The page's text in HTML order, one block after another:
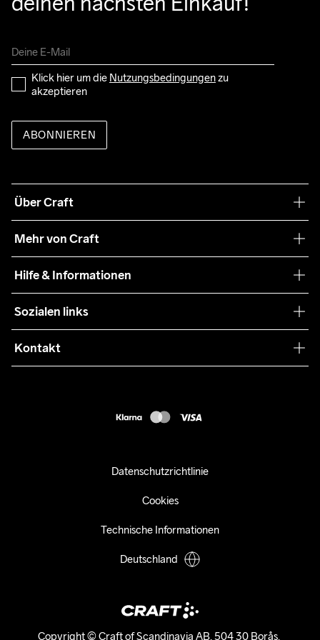
Klick hier um die Nutzungsbedingungen zu
akzeptieren
ABONNIEREN
Über Craft
Nachhaltigkeit
Mehr von Craft
Teamwear
Zusammenarbeit
Press
Hilfe & Informationen
Retouren
Kundendienst
Sozialen links
Kontakt
Copyright © Craft of Scandinavia AB, 504 30 Borås.
Datenschutzrichtlinie
Cookies
Technische Informationen
Deutschland